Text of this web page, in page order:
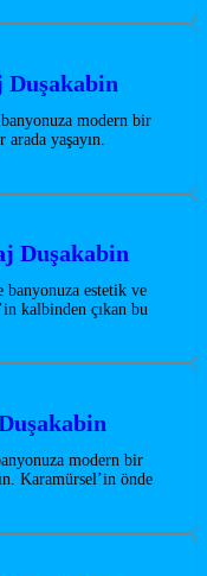
modern bir
yaşayın.
Duşakabin
estetik ve
kalbinden çıkan bu
modern bir
Karamürsel’in önde